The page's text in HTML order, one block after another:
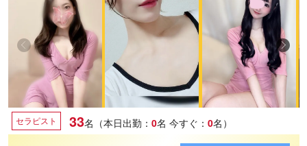
セラピスト 33名（本日出勤： 0名 今すぐ： 0名）